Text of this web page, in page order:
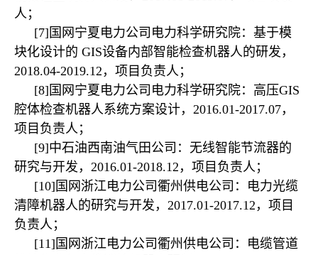
人；
[7]国网宁夏电力公司电力科学研究院：基于模
块化设计的 GIS设备内部智能检查机器人的研发，
2018.04-2019.12，项目负责人；
[8]国网宁夏电力公司电力科学研究院：高压GIS
腔体检查机器人系统方案设计，2016.01-2017.07，
项目负责人；
[9]中石油西南油气田公司：无线智能节流器的
研究与开发，2016.01-2018.12，项目负责人；
[10]国网浙江电力公司衢州供电公司：电力光缆
清障机器人的研究与开发，2017.01-2017.12，项目
负责人；
[11]国网浙江电力公司衢州供电公司：电缆管道